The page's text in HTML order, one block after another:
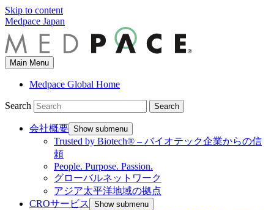
Skip to content
Medpace Japan
Main Menu
Medpace Global Home
Search Search
会社概要 Show submenu
Trusted by Biotech® – バイオテック企業からの信
頼
People. Purpose. Passion.
グローバルネットワーク
アジア太平洋地域の拠点
CROサービス
Show submenu